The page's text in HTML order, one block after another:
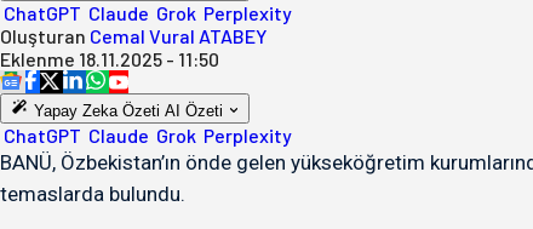
ChatGPT Claude Grok Perplexity
Oluşturan Cemal Vural ATABEY
Eklenme 18.11.2025 - 11:50
Yapay Zeka Özeti AI Özeti
ChatGPT Claude Grok Perplexity
BANÜ, Özbekistan’ın önde gelen yükseköğretim
temaslarda bulundu.